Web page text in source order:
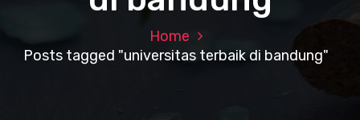
Home
Posts tagged "universitas terbaik di bandung"